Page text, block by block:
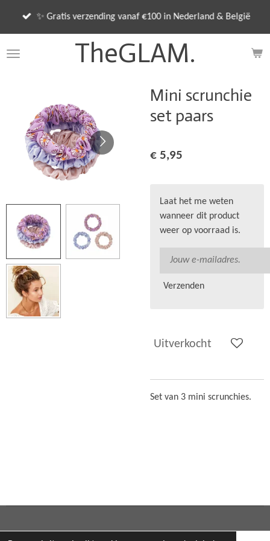
de
TheGLAM.
✨ Gratis verzending vanaf €100 in Nederland & België
Mini scrunchie
set paars
€ 5,95
Laat het me weten
wanneer dit product
weer op voorraad is.
Verzenden
Uitverkocht
Set van 3 mini scrunchies.